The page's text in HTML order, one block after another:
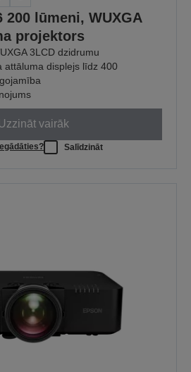
200 lūmeni, WUXGA
projektors
3LCD dzidrumu
attāluma displejs līdz 400
vairāk
Salīdzināt